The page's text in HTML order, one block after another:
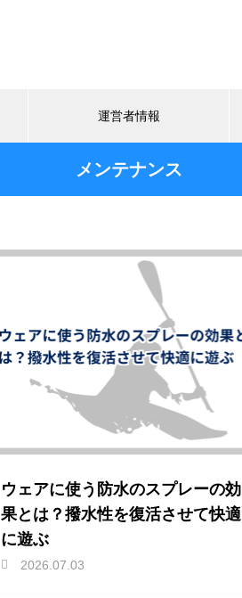
運営者情報
メンテナンス
ウェアに使う防水のスプレーの効
果とは？撥水性を復活させて快適
に遊ぶ
2026.07.03